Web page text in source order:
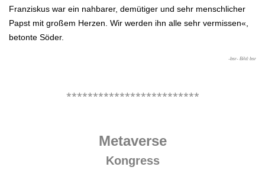
Franziskus war ein nahbarer, demütiger und sehr menschlicher
Papst mit großem Herzen. Wir werden ihn alle sehr vermissen«,
betonte Söder.
-bsr- Bild: bsr
*************************
Metaverse
Kongress